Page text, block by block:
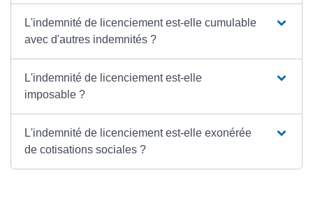
L'indemnité de licenciement est-elle cumulable
avec d'autres indemnités ?
L'indemnité de licenciement est-elle
imposable ?
L'indemnité de licenciement est-elle exonérée
de cotisations sociales ?